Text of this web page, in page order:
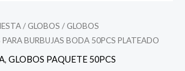
/ GLOBOS / GLOBOS
BURBUJAS BODA 50PCS PLATEADO
, GLOBOS PAQUETE 50PCS